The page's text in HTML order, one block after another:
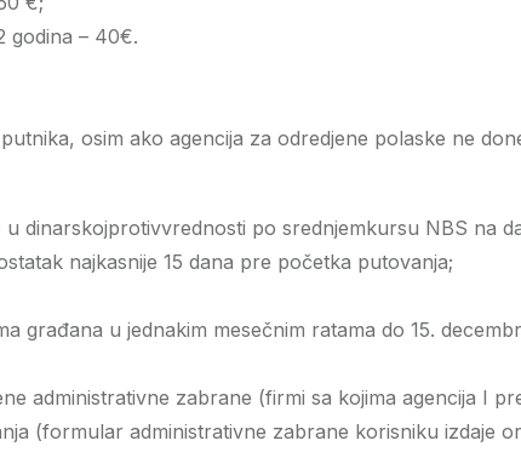
godina – 40€.
osim ako agencija za odredjene polaske ne
dinarskojprotivvrednosti po srednjemkursu NBS na
najkasnije 15 dana pre početka putovanja;
u jednakim mesečnim ratama do 15.
administrativne zabrane (firmi sa kojima agencija I
(formular administrativne zabrane korisniku izdaje